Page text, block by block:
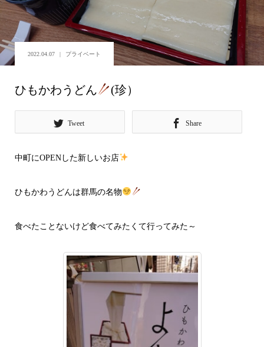
2022.04.07 プライベート
ひもかわうどん (珍）
Tweet Share
中町にOPENした新しいお店
ひもかわうどんは群馬の名物
食べたことないけど食べてみたくて行ってみた～